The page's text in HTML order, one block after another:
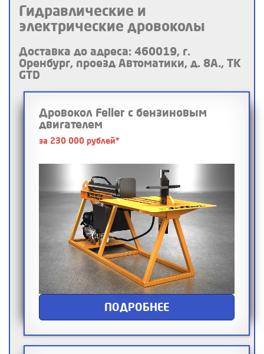
Гидравлические и
электрические дровоколы
Доставка до адреса: 460019, г.
Оренбург, проезд Автоматики, д. 8А., ТК
GTD
Дровокол Feller с бензиновым
двигателем
за 230 000 рублей*
ПОДРОБНЕЕ